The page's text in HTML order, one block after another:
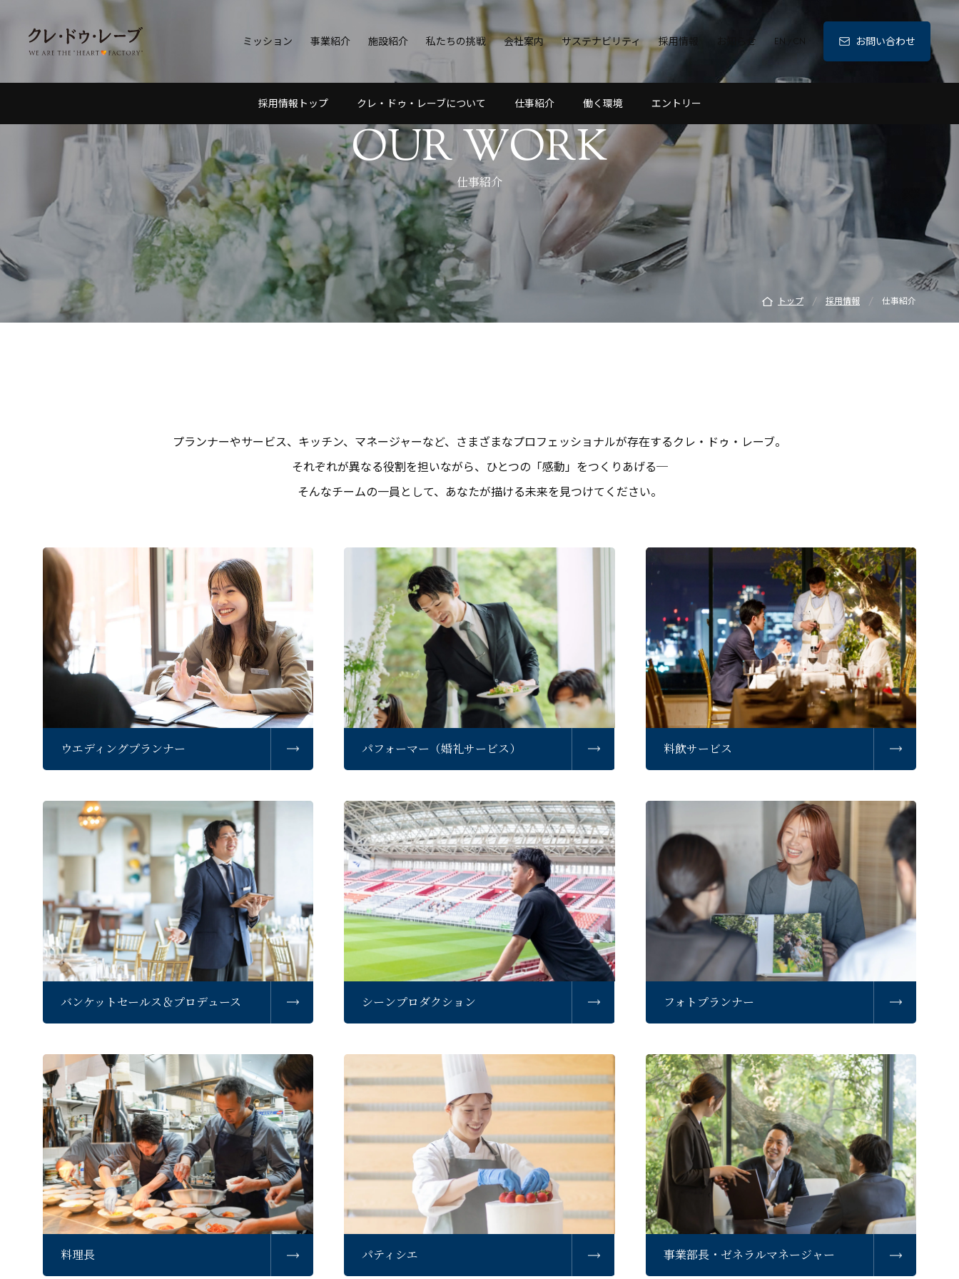
ミッション 事業紹介 施設紹介 私たちの挑戦 会社案内 サステナビリティ 採用情報 お知らせ EN CN お問い合わせ
採用情報トップ クレ・ドゥ・レーブについて 仕事紹介 働く環境 エントリー
OUR WORK
仕事紹介
トップ / 採用情報 / 仕事紹介
プランナーやサービス、キッチン、マネージャーなど、さまざまなプロフェッショナルが存在するクレ・ドゥ・レーブ。
それぞれが異なる役割を担いながら、ひとつの「感動」をつくりあげる─
そんなチームの一員として、あなたが描ける未来を見つけてください。
ウエディングプランナー パフォーマー（婚礼サービス） 料飲サービス
バンケットセールス＆プロデュース シーンプロダクション フォトプランナー
料理長 パティシエ 事業部長・ゼネラルマネージャー